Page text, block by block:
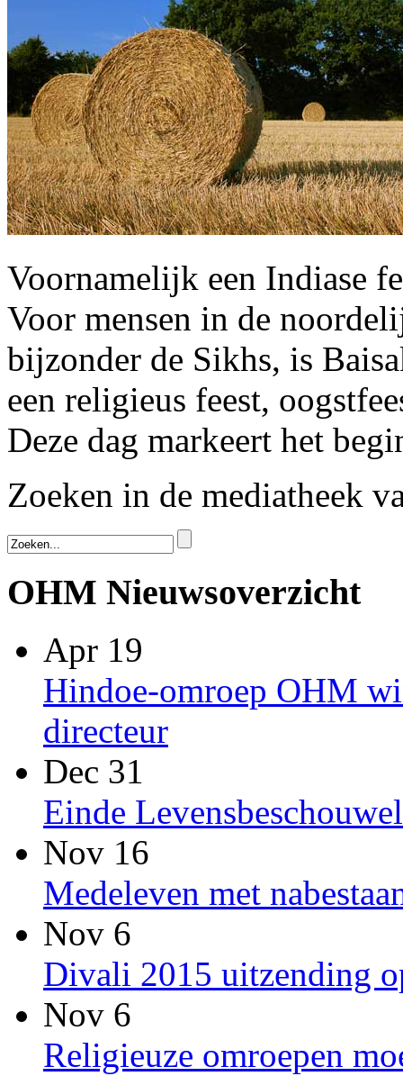
Voornamelijk een Indiase
Voor mensen in de
bijzonder de Sikhs, is
een religieus feest,
Deze dag markeert het
Zoeken in de mediatheek
OHM Nieuwsoverzicht
Apr 19
Hindoe-omroep OHM
directeur
Dec 31
Einde
Nov 16
Medeleven met
Nov 6
Divali 2015 uitzending
Nov 6
Religieuze omroepen